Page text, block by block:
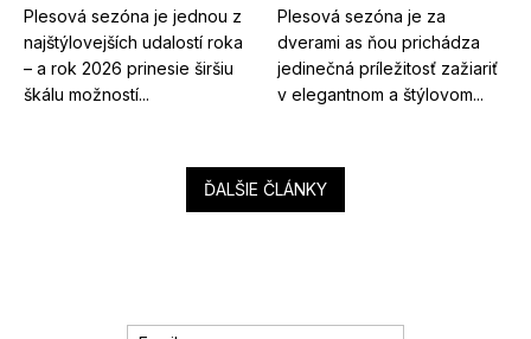
Plesová sezóna je jednou z
najštýlovejších udalostí roka
– a rok 2026 prinesie širšiu
škálu možností...
Plesová sezóna je za
dverami as ňou prichádza
jedinečná príležitosť zažiariť
v elegantnom a štýlovom...
ĎALŠIE ČLÁNKY